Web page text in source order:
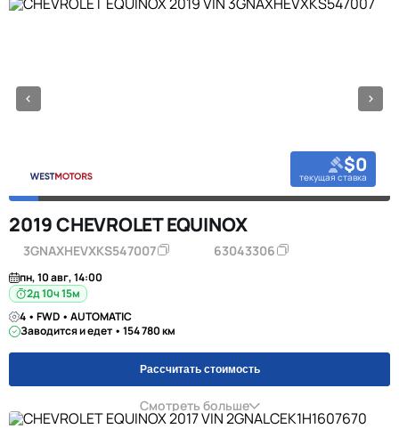
$0
текущая ставка
2019 CHEVROLET EQUINOX
3GNAXHEVXKS547007 63043306
пн, 10 авг, 14:00
2д 10ч 15м
4 • FWD • AUTOMATIC
Заводится и едет • 154 780 км
Рассчитать стоимость
Смотреть больше